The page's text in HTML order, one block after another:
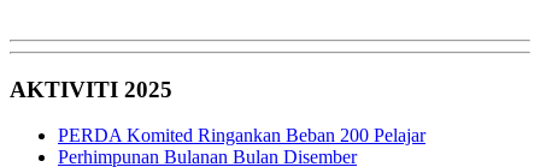
AKTIVITI 2025
PERDA Komited Ringankan Beban 200 Pelajar
Perhimpunan Bulanan Bulan Disember